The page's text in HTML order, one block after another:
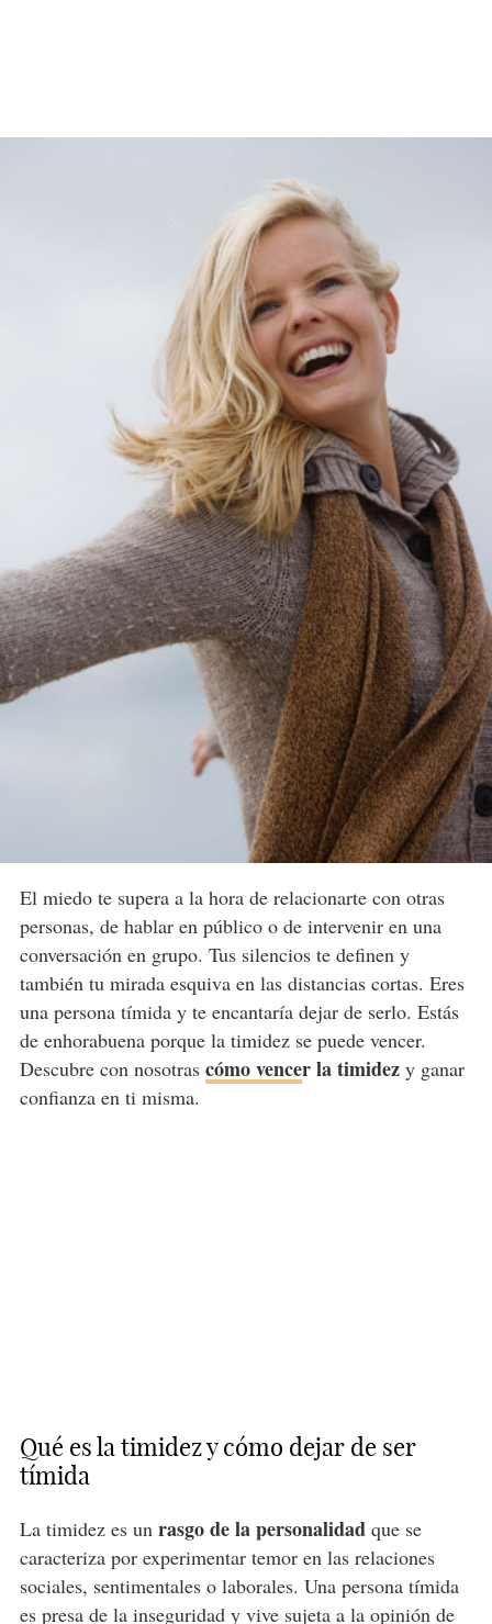
El miedo te supera a la hora de relacionarte con otras
personas, de hablar en público o de intervenir en una
conversación en grupo. Tus silencios te definen y
también tu mirada esquiva en las distancias cortas. Eres
una persona tímida y te encantaría dejar de serlo. Estás
de enhorabuena porque la timidez se puede vencer.
Descubre con nosotras cómo vencer la timidezy ganar
confianza en ti misma.
Qué es la timidez y cómo dejar de ser
tímida
La timidez es un rasgo de la personalidadque se
caracteriza por experimentar temor en las relaciones
sociales, sentimentales o laborales. Una persona tímida
es presa de la inseguridady vive sujeta a la opinión de